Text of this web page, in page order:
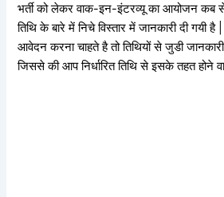
भर्ती को लेकर वाक-इन-इंटरव्यू का आयोजन
तिथि के बारे में निचे विस्तार में जानकारी दी
आवेदन करना चाहते है तो तिथियों से जुडी
जिससे की आप निर्धारित तिथि से इसके तहत होने